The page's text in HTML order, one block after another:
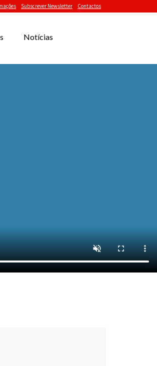
Subscrever Newsletter Contactos
Notícias